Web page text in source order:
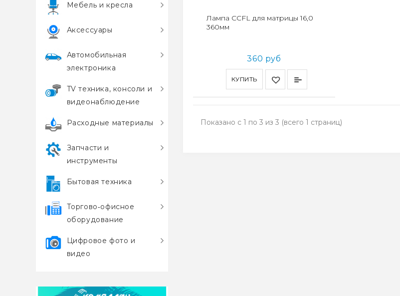
Мебель и кресла
Аксессуары
Автомобильная
электроника
TV техника, консоли и
видеонаблюдение
Расходные материалы
Запчасти и
инструменты
Бытовая техника
Торгово‑офисное
оборудование
Цифровое фото и
видео
КУПИТЬ
Лампа CCFL для матрицы 16,0
360мм
360 руб
Показано с 1 по 3 из 3 (всего 1 страниц)